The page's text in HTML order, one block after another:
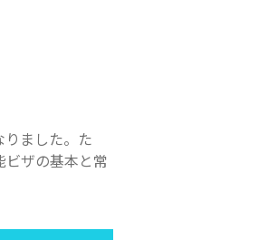
ました。た
ザの基本と常